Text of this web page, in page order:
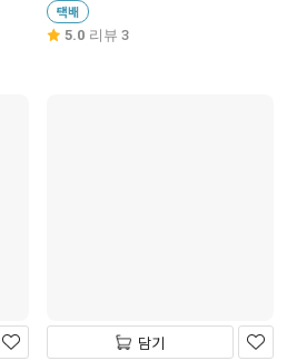
택배
5.0 리뷰 3
담기